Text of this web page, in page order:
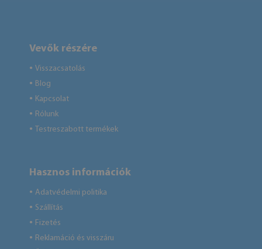
Vevők részére
● Visszacsatolás
● Blog
● Kapcsolat
● Rólunk
● Testreszabott termékek
Hasznos információk
● Adatvédelmi politika
● Szállítás
● Fizetés
● Reklamáció és visszáru